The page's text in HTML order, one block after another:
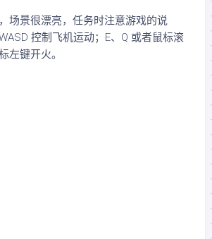
场景很漂亮，任务时注意游戏的说
控制飞机运动；E、Q 或者鼠标滚
左键开火。